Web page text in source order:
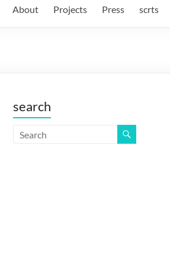
About Projects Press scrts
search